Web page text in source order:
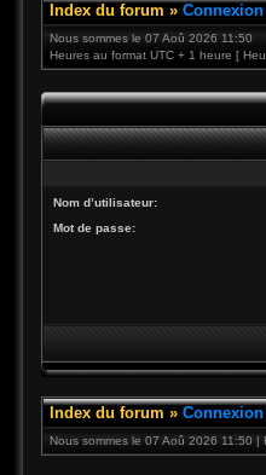
Index du forum » Connexion
Nous sommes le 07 Aoû 2026 11:50
Heures au format UTC + 1 heure [
Nom d’utilisateur:
Mot de passe:
Index du forum » Connexion
Nous sommes le 07 Aoû 2026 11:50 |